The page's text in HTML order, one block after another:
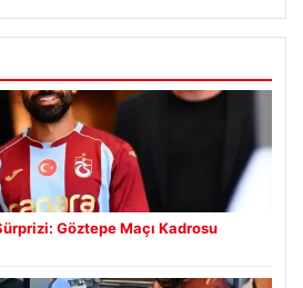
Göztepe Maçı Kadrosu